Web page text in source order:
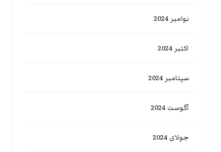
نوامبر 2024
اکتبر 2024
سپتامبر 2024
آگوست 2024
جولای 2024